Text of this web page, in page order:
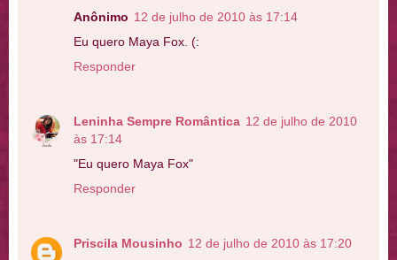
Anônimo 12 de julho de 2010 às 17:14
Eu quero Maya Fox. (:
Responder
Leninha Sempre Romântica 12 de julho de 2010
às 17:14
"Eu quero Maya Fox"
Responder
Priscila Mousinho 12 de julho de 2010 às 17:20